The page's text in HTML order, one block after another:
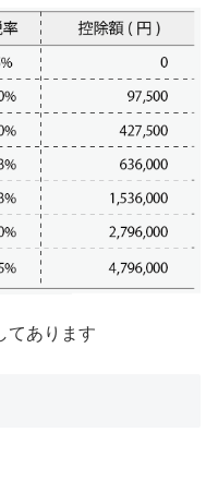
てあります